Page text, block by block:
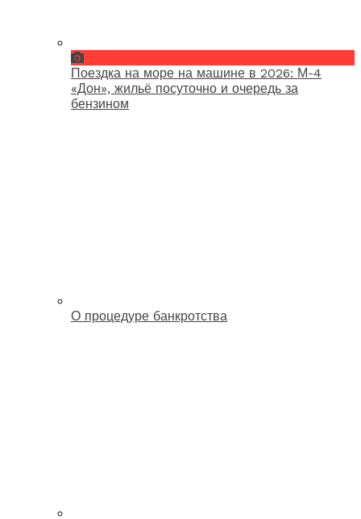
Поездка на море на машине в 2026: М-4
«Дон», жильё посуточно и очередь за
бензином
О процедуре банкротства